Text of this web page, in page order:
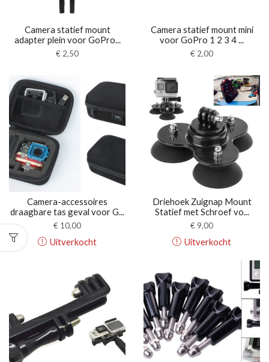
Camera statief mount
adapter plein voor GoPro...
€ 2,50
Camera statief mount mini
voor GoPro 1 2 3 4 ...
€ 2,00
Camera-accessoires
draagbare tas geval voor G...
€ 10,00
Uitverkocht
Driehoek Zuignap Mount
Statief met Schroef vo...
€ 9,00
Uitverkocht